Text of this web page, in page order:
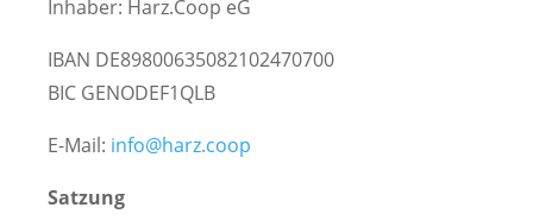
Inhaber: Harz.Coop eG
IBAN DE89800635082102470700
BIC GENODEF1QLB
E-Mail: info@harz.coop
Satzung